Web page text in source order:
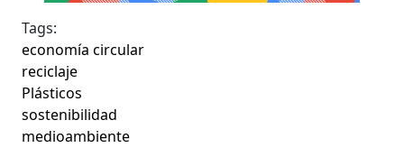
Tags:
economía circular
reciclaje
Plásticos
sostenibilidad
medioambiente